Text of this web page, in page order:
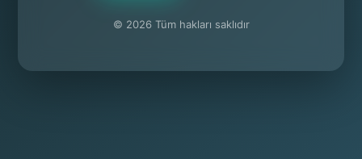
© 2026 Tüm hakları saklıdır